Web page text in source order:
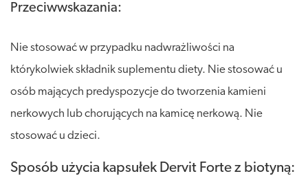
Przeciwwskazania:
Nie stosować w przypadku nadwrażliwości na
którykolwiek składnik suplementu diety. Nie stosować u
osób mających predyspozycje do tworzenia kamieni
nerkowych lub chorujących na kamicę nerkową. Nie
stosować u dzieci.
Sposób użycia kapsułek Dervit Forte z biotyną: